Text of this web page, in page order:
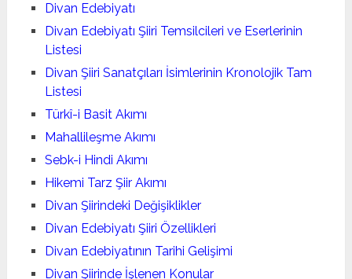
Divan Edebiyatı
Divan Edebiyatı Şiiri Temsilcileri ve Eserlerinin
Listesi
Divan Şiiri Sanatçıları İsimlerinin Kronolojik Tam
Listesi
Türkî-i Basit Akımı
Mahallileşme Akımı
Sebk-i Hindi Akımı
Hikemi Tarz Şiir Akımı
Divan Şiirindeki Değişiklikler
Divan Edebiyatı Şiiri Özellikleri
Divan Edebiyatının Tarihi Gelişimi
Divan Şiirinde İşlenen Konular